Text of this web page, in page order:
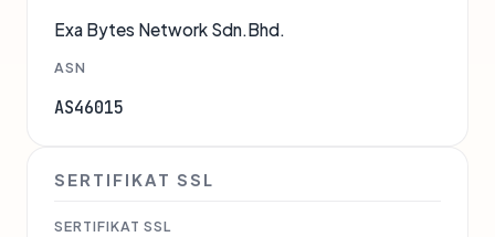
Exa Bytes Network Sdn.Bhd.
ASN
AS46015
SERTIFIKAT SSL
SERTIFIKAT SSL